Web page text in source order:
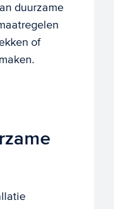
duurzame
of